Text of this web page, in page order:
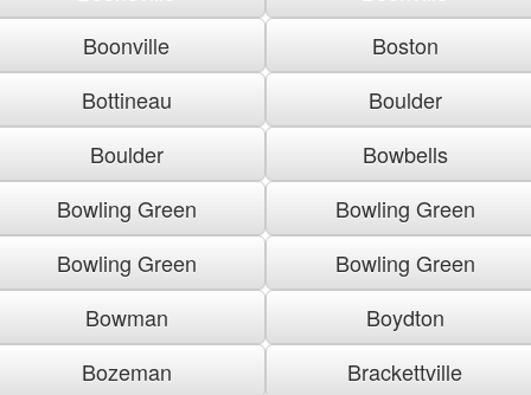
Boonville
Boston
Bottineau
Boulder
Boulder
Bowbells
Bowling Green
Bowling Green
Bowling Green
Bowling Green
Bowman
Boydton
Bozeman
Brackettville